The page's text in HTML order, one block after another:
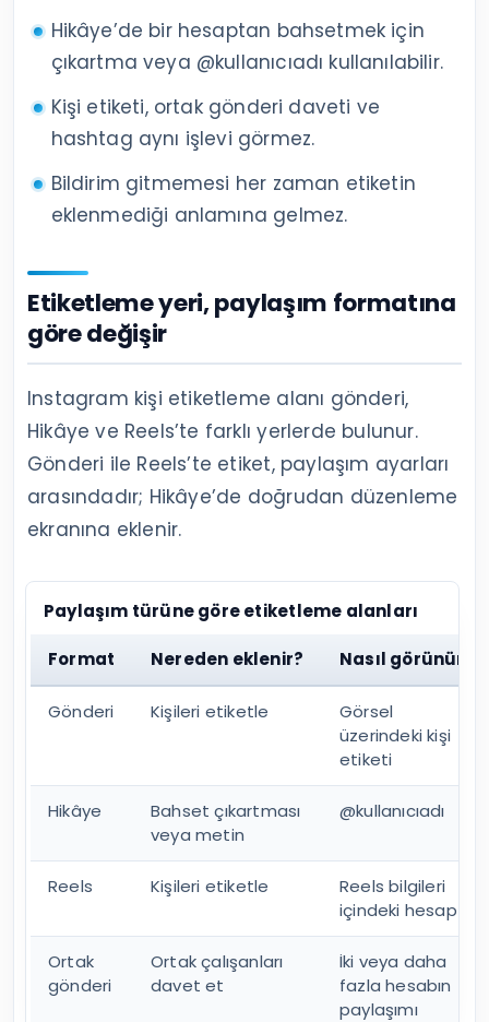
Hikâye’de bir hesaptan bahsetmek için
çıkartma veya @kullanıcıadı kullanılabilir.
Kişi etiketi, ortak gönderi daveti ve
hashtag aynı işlevi görmez.
Bildirim gitmemesi her zaman etiketin
eklenmediği anlamına gelmez.
Etiketleme yeri, paylaşım formatına
göre değişir
Instagram kişi etiketleme alanı gönderi,
Hikâye ve Reels’te farklı yerlerde bulunur.
Gönderi ile Reels’te etiket, paylaşım ayarları
arasındadır; Hikâye’de doğrudan düzenleme
ekranına eklenir.
Paylaşım türüne göre etiketleme alanları
Format Nereden eklenir? Nasıl görünür?
Gönderi Kişileri etiketle
Görsel
üzerindeki kişi
etiketi
Hikâye
Bahset çıkartması
veya metin
@kullanıcıadı
Reels Kişileri etiketle
Reels bilgileri
içindeki hesap
Ortak
gönderi
Ortak çalışanları
davet et
İki veya daha
fazla hesabın
paylaşımı